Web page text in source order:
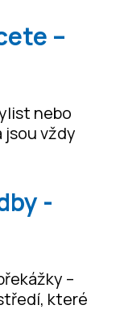
–
nebo
vždy
-
–
které